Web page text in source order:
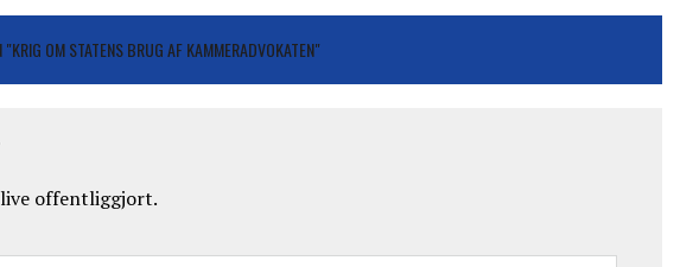
"KRIG OM STATENS BRUG AF KAMMERADVOKATEN"
offentliggjort.